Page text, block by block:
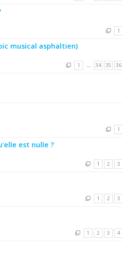
1
musical asphaltien)
1 … 34 35 36
1
est nulle ?
1 2 3
1 2 3
1 2 3 4